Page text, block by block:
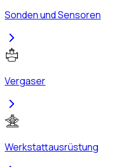
Sonden und Sensoren
Vergaser
Werkstattausrüstung